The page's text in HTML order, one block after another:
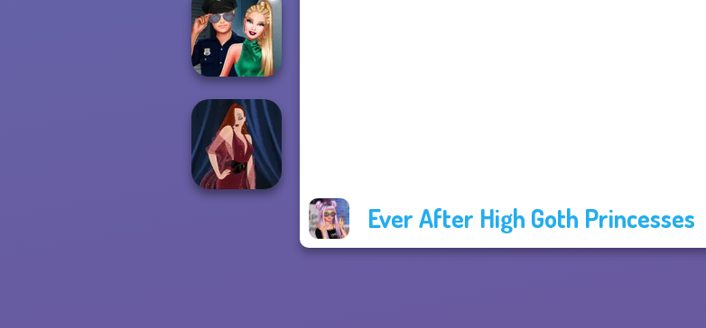
Ever After High Goth Princesses
Ever After High
#future
Style Police
Officer